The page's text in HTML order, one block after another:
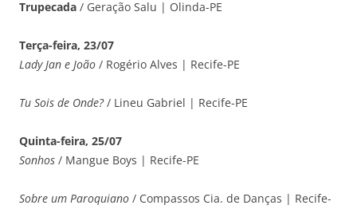
Trupecada / Geração Salu | Olinda-PE
Terça-feira, 23/07
Lady Jan e João / Rogério Alves | Recife-PE
Tu Sois de Onde?/ Lineu Gabriel | Recife-PE
Quinta-feira, 25/07
Sonhos / Mangue Boys | Recife-PE
Sobre um Paroquiano / Compassos Cia. de Danças | Recife-